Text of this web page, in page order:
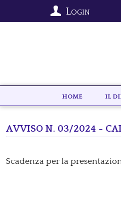
Login
HOME IL
Avviso n. 03/2024 -
Scadenza per la